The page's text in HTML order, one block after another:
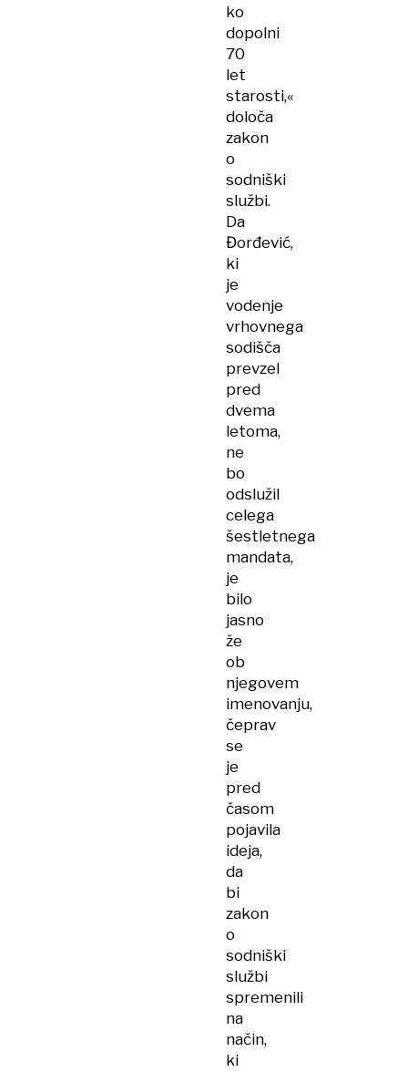
ko
dopolni
70
let
starosti,«
določa
zakon
o
sodniški
službi.
Da
Đorđević,
ki
je
vodenje
vrhovnega
sodišča
prevzel
pred
dvema
letoma,
ne
bo
odslužil
celega
šestletnega
mandata,
je
bilo
jasno
že
ob
njegovem
imenovanju,
čeprav
se
je
pred
časom
pojavila
ideja,
da
bi
zakon
o
sodniški
službi
spremenili
na
način,
ki